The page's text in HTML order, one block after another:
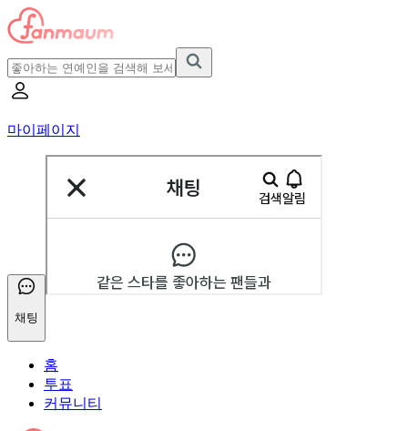
마이페이지
채팅
홈
투표
커뮤니티